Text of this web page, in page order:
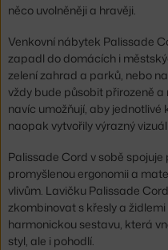
něco uvolněněji a hravěji.
Venkovní nábytek Palissade
zapadl do domácích i
zelení zahrad a parků, nebo
vždy bude působit přirozeně
navíc umožňují, aby jednotlivé
naopak vytvořily výrazný
Palissade Cord v sobě
promyšlenou ergonomii a
vlivům. Lavičku Palissade
zkombinovat s křesly a
harmonickou sestavu, která
styl, ale i pohodlí.